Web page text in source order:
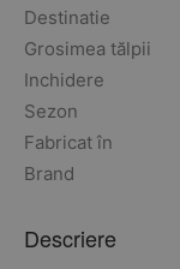
Destinatie
Grosimea tălpii
Inchidere
Sezon
Fabricat în
Brand
Descriere